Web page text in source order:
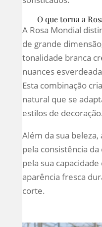
O que torna a
A Rosa Mondial
de grande
tonalidade branca
nuances
Esta combinação
natural que se
estilos de
Além da sua
pela consistência
pela sua
aparência fresca
corte.